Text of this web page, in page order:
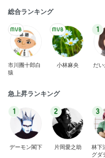
総合ランキング
市川團十郎白
猿
小林麻央
1
だい
急上昇ランキング
1
デーモン閣下
2
片岡愛之助
3
林下
グダ